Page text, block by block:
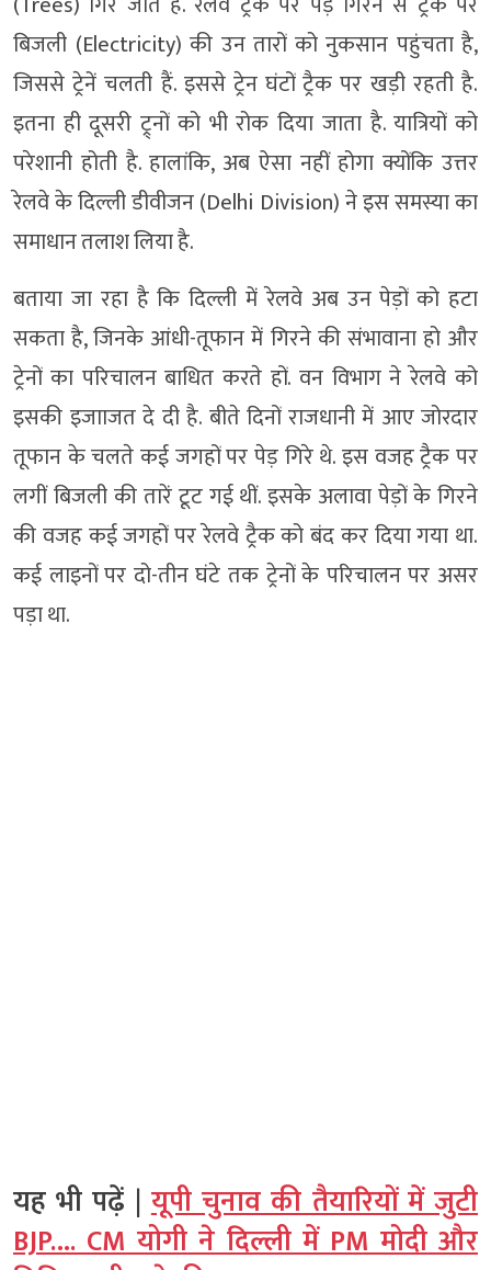
बिजली (Electricity) की उन तारों को नुकसान पहुंचता है,
जिससे ट्रेनें चलती हैं. इससे ट्रेन घंटों ट्रैक पर खड़ी रहती है.
इतना ही दूसरी ट्र्नों को भी रोक दिया जाता है. यात्रियों को
परेशानी होती है. हालांकि, अब ऐसा नहीं होगा क्योंकि उत्तर
रेलवे के दिल्ली डीवीजन (Delhi Division) ने इस समस्या का
समाधान तलाश लिया है.
बताया जा रहा है कि दिल्ली में रेलवे अब उन पेड़ों को हटा
सकता है, जिनके आंधी-तूफान में गिरने की संभावाना हो और
ट्रेनों का परिचालन बाधित करते हों. वन विभाग ने रेलवे को
इसकी इजााजत दे दी है. बीते दिनों राजधानी में आए जोरदार
तूफान के चलते कई जगहों पर पेड़ गिरे थे. इस वजह ट्रैक पर
लगीं बिजली की तारें टूट गई थीं. इसके अलावा पेड़ों के गिरने
की वजह कई जगहों पर रेलवे ट्रैक को बंद कर दिया गया था.
कई लाइनों पर दो-तीन घंटे तक ट्रेनों के परिचालन पर असर
पड़ा था.
यह भी पढ़ें | यूपी चुनाव की तैयारियों में जुटी
BJP…. CM योगी ने दिल्ली में PM मोदी और